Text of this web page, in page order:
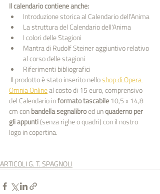
Il calendario contiene anche:
Introduzione storica al Calendario dell'Anima
La struttura del Calendario dell'Anima
I colori delle Stagioni
Mantra di Rudolf Steiner aggiuntivo relativo
al corso delle stagioni
Riferimenti bibliografici
Il prodotto è stato inserito nello shop di Opera
Omnia Online al costo di 15 euro, comprensivo
del Calendario in formato tascabile 10,5 x 14,8
cm con bandella segnalibro ed un quaderno per
gli appunti (senza righe o quadri) con il nostro
logo in copertina.
ARTICOLI G. T. SPAGNOLI